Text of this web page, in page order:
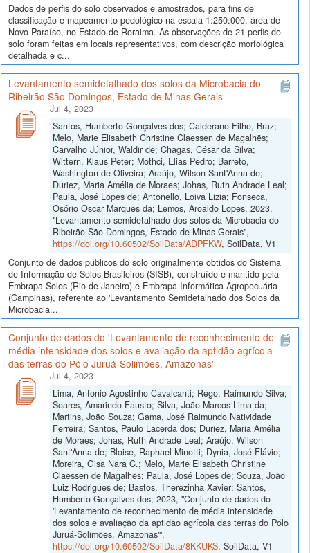
Dados de perfis do solo observados e amostrados, para fins de
classificação e mapeamento pedológico na escala 1:250.000, área de
Novo Paraíso, no Estado de Roraima. As observações de 21 perfis do
solo foram feitas em locais representativos, com descrição morfológica
detalhada e c...
Levantamento semidetalhado dos solos da Microbacia do
Ribeirão São Domingos, Estado de Minas Gerais
Jul 4, 2023
Santos, Humberto Gonçalves dos; Calderano Filho, Braz;
Melo, Marie Elisabeth Christine Claessen de Magalhẽs;
Carvalho Júnior, Waldir de; Chagas, César da Silva;
Wittern, Klaus Peter; Mothci, Elias Pedro; Barreto,
Washington de Oliveira; Araújo, Wilson Sant'Anna de;
Duriez, Maria Amélia de Moraes; Johas, Ruth Andrade Leal;
Paula, José Lopes de; Antonello, Loiva Lizia; Fonseca,
Osório Oscar Marques da; Lemos, Aroaldo Lopes, 2023,
"Levantamento semidetalhado dos solos da Microbacia do
Ribeirão São Domingos, Estado de Minas Gerais",
https://doi.org/10.60502/SoilData/ADPFKW, SoilData, V1
Conjunto de dados públicos do solo originalmente obtidos do Sistema
de Informação de Solos Brasileiros (SISB), construído e mantido pela
Embrapa Solos (Rio de Janeiro) e Embrapa Informática Agropecuária
(Campinas), referente ao 'Levantamento Semidetalhado dos Solos da
Microbacia...
Conjunto de dados do 'Levantamento de reconhecimento de
média intensidade dos solos e avaliação da aptidão agrícola
das terras do Pólo Juruá-Solimões, Amazonas'
Jul 4, 2023
Lima, Antonio Agostinho Cavalcanti; Rego, Raimundo Silva;
Soares, Amarindo Fausto; Silva, João Marcos Lima da;
Martins, João Souza; Gama, José Raimundo Natividade
Ferreira; Santos, Paulo Lacerda dos; Duriez, Maria Amélia
de Moraes; Johas, Ruth Andrade Leal; Araújo, Wilson
Sant'Anna de; Bloise, Raphael Minotti; Dynia, José Flávio;
Moreira, Gisa Nara C.; Melo, Marie Elisabeth Christine
Claessen de Magalhẽs; Paula, José Lopes de; Souza, João
Luiz Rodrigues de; Bastos, Therezinha Xavier; Santos,
Humberto Gonçalves dos, 2023, "Conjunto de dados do
'Levantamento de reconhecimento de média intensidade
dos solos e avaliação da aptidão agrícola das terras do Pólo
Juruá-Solimões, Amazonas'",
https://doi.org/10.60502/SoilData/8KKUKS, SoilData, V1